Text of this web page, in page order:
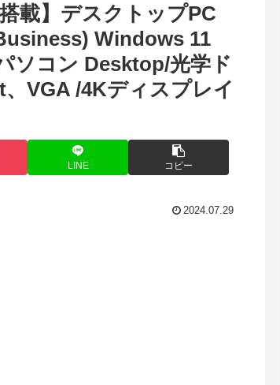
載】デスクトップPC
Windows 11
ソコン Desktop/光学ド
VGA /4Kディスプレイ
LINE コピー
2024.07.29